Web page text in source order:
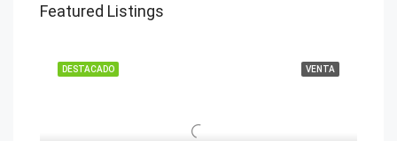
Featured Listings
VENTA
DESTACADO